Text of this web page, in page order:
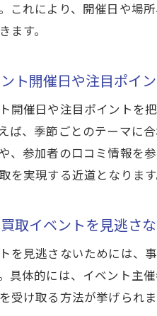
これにより、開催日や場
ます。
ト開催日や注目ポイ
開催日や注目ポイントを
ば、季節ごとのテーマに
、参加者の口コミ情報を
を実現する近道となります
取イベントを見逃さ
を見逃さないためには、
具体的には、イベント主
受け取る方法が挙げられ